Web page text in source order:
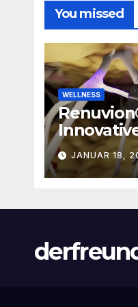
You missed
WELLNESS
straffe
JANUAR 18,